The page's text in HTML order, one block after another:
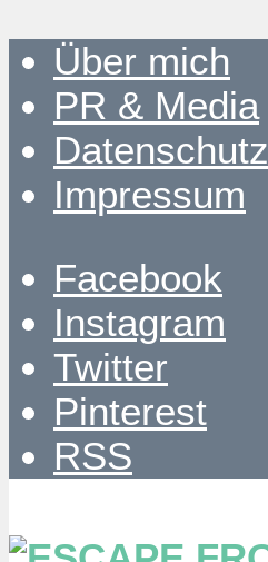
Über mich
PR & Media
Datenschutz
Impressum
Facebook
Instagram
Twitter
Pinterest
RSS